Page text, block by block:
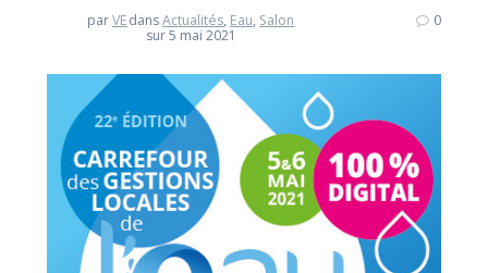
parVEdansActualités, Eau, Salon
sur 5 mai 2021
0